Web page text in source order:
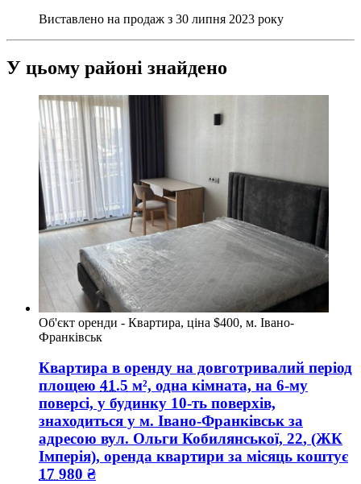
Виставлено на продаж з 30 липня 2023 року
У цьому районі знайдено
Об'єкт оренди - Квартира, ціна $400, м. Івано-
Франківськ
Квартира в оренду на довготривалий період
площею 41.5 м², одна кімната, на 6-му
поверсі, у будинку 10-ть поверхів,
знаходиться у м. Івано-Франківськ за
адресою вул. Ольги Кобилянської, 22, (ЖК
Імперія), оренда квартири за місяць коштує
17 980 ₴